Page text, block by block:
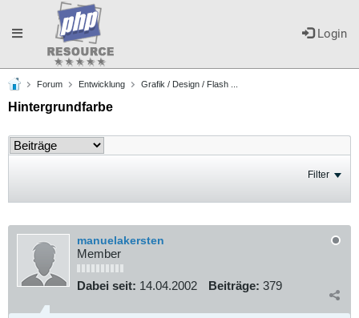
Login
Toggle
navigation
Forum Entwicklung Grafik / Design / Flash ...
Hintergrundfarbe
Filter
manuelakersten
Member
Dabei seit: 14.04.2002 Beiträge: 379